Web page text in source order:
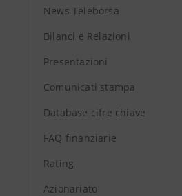
News Teleborsa
Bilanci e Relazioni
Presentazioni
Comunicati stampa
Database cifre chiave
FAQ finanziarie
Rating
Azionariato